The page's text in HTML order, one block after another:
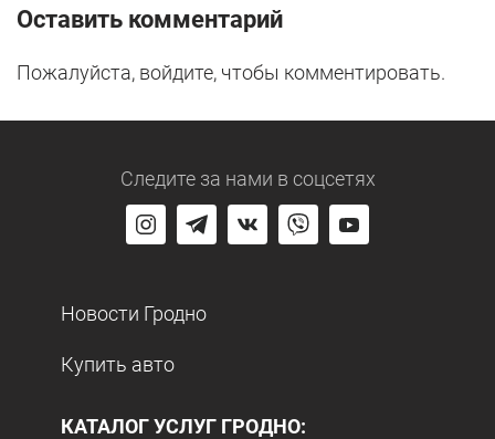
Оставить комментарий
Пожалуйста, войдите, чтобы комментировать.
Следите за нами в соцсетях
Новости Гродно
Купить авто
КАТАЛОГ УСЛУГ ГРОДНО: